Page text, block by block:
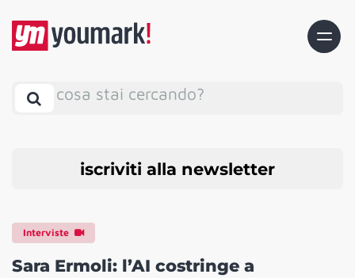
cosa stai cercando?
iscriviti alla newsletter
Interviste
Sara Ermoli: l’AI costringe a